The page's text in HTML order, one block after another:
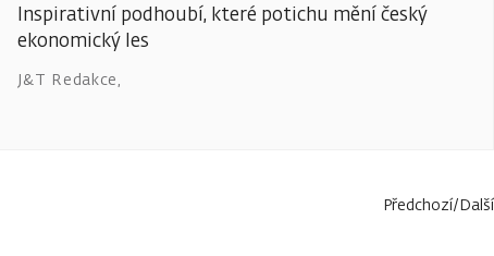
Inspirativní podhoubí, které potichu mění český
ekonomický les
J&T Redakce,
Předchozí/Další